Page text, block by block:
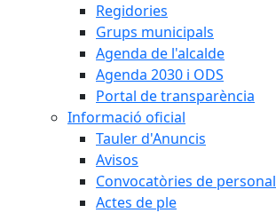
Regidories
Grups municipals
Agenda de l'alcalde
Agenda 2030 i ODS
Portal de transparència
Informació oficial
Tauler d'Anuncis
Avisos
Convocatòries de personal
Actes de ple